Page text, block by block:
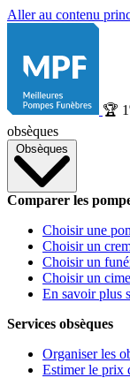
Aller au contenu
🏆 1
obsèques
Obsèques
Comparer les
Choisir une
Choisir un
Choisir un
Choisir un
En savoir plus
Services obsèques
Organiser les
Estimer le prix